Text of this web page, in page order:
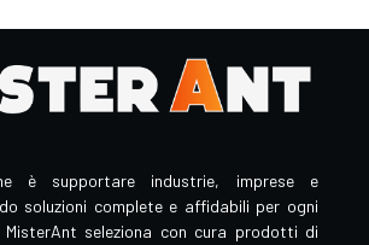
è supportare industrie, imprese e
soluzioni complete e affidabili per ogni
MisterAnt seleziona con cura prodotti di